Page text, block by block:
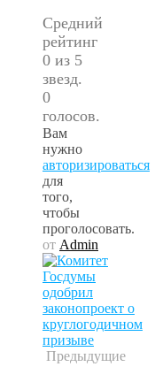
Средний
рейтинг
0 из 5
звезд.
0
голосов.
Вам
нужно
авторизироваться
для
того,
чтобы
проголосовать.
от Admin
Предыдущие